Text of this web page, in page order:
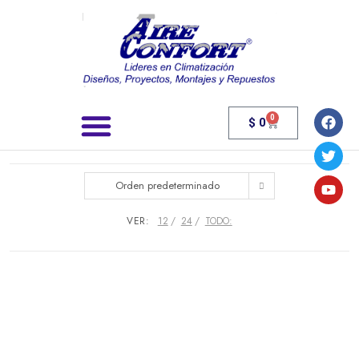
$ 0 0
Orden predeterminado
VER: 12 24 TODO: